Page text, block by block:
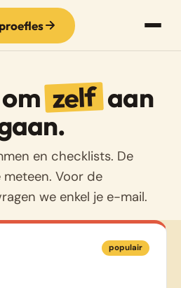
zelfaan
en checklists. De
Voor de
we enkel je e-mail.
populair